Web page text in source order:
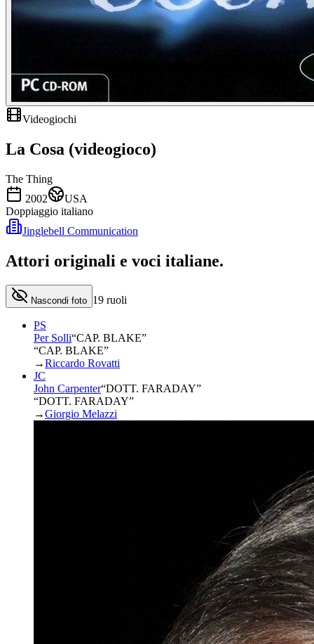
Videogiochi
La Cosa (videogioco)
The Thing
2002
USA
Doppiaggio italiano
Jinglebell Communication
Attori originali e voci italiane.
Nascondi foto 19 ruoli
PS
Per Solli“CAP. BLAKE”
“CAP. BLAKE”
→Riccardo Rovatti
JC
John Carpenter“DOTT. FARADAY”
“DOTT. FARADAY”
→Giorgio Melazzi